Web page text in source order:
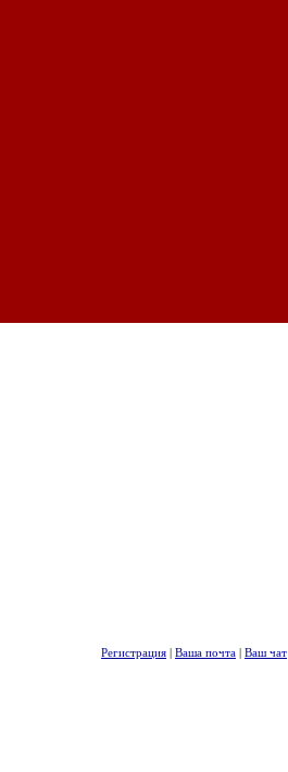
Регистрация | Ваша почта | Ваш чат